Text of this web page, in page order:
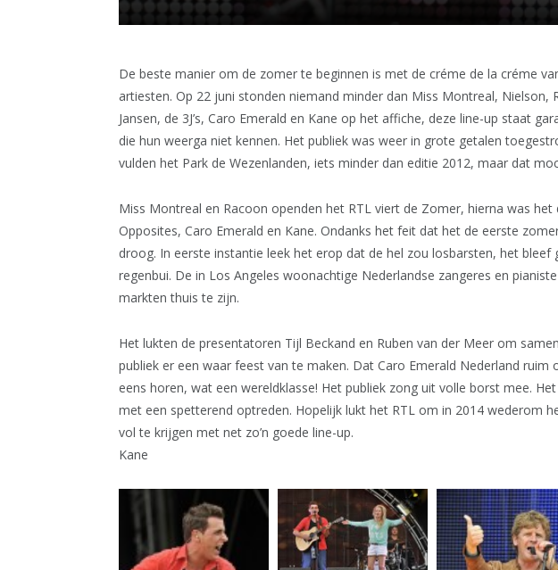
De beste manier om de zomer te beginnen is met de créme de la créme
artiesten. Op 22 juni stonden niemand minder dan Miss Montreal, Nielson,
Jansen, de 3J’s, Caro Emerald en Kane op het affiche, deze line-up staat
die hun weerga niet kennen. Het publiek was weer in grote getalen
vulden het Park de Wezenlanden, iets minder dan editie 2012, maar dat
Miss Montreal en Racoon openden het RTL viert de Zomer, hierna was het
Opposites, Caro Emerald en Kane. Ondanks het feit dat het de eerste
droog. In eerste instantie leek het erop dat de hel zou losbarsten, het bleef
regenbui. De in Los Angeles woonachtige Nederlandse zangeres en
markten thuis te zijn.
Het lukten de presentatoren Tijl Beckand en Ruben van der Meer om
publiek er een waar feest van te maken. Dat Caro Emerald Nederland ruim
eens horen, wat een wereldklasse! Het publiek zong uit volle borst mee.
met een spetterend optreden. Hopelijk lukt het RTL om in 2014 wederom
vol te krijgen met net zo’n goede line-up.
Kane